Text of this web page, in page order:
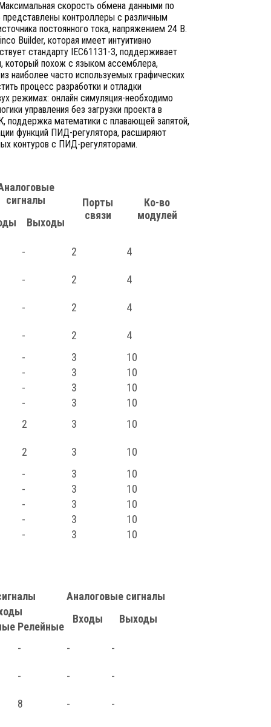
скорость обмена данными по
контроллеры с различным
постоянного тока, напряжением 24 В.
Builder, которая имеет интуитивно
стандарту IEC61131-3, поддерживает
который похож с языком ассемблера,
наиболее часто используемых графических
процесс разработки и отладки
режимах: онлайн симуляция-необходимо
управления без загрузки проекта в
поддержка математики с плавающей запятой,
функций ПИД-регулятора, расширяют
контуров с ПИД-регуляторами.
сигналы
Порты
связи
Ко-во
модулей
Выходы
- 2
4
- 2
4
- 2
4
- 2
4
- 3
10
- 3
10
- 3
10
- 3
10
2 3
10
2 3
10
- 3
10
- 3
10
- 3
10
- 3
10
- 3 10
Аналоговые сигналы
Входы Выходы
Релейные
- - -
- - -
8 - -